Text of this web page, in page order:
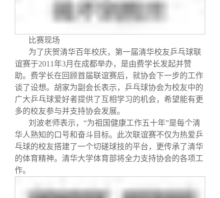
比赛现场
为了庆贺清华百年校庆，第一届清华校友乒乓球联
谊赛于2011年3月在成都举办，是由费学长发起并赞
助。费学长在回顾首届联谊赛后，就协会下一步的工作
谈了设想。胡家为副会长表示，乒乓球协会为校友中的
广大乒乓球爱好者提供了互相学习的机会，希望能有更
多的校友参与并支持协会发展。
刘波老师表示，“为祖国健康工作五十年”是每个清
华人熟知的口号和奋斗目标。此次联谊赛不仅为热爱乒
乓球的校友搭建了一个切磋球技的平台，更传承了清华
的体育精神。清华大学体育部将全力支持协会的各项工
作。